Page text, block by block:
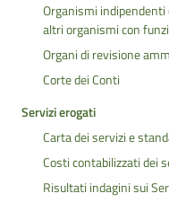
Organismi indipendenti
altri organismi con
Organi di revisione
Corte dei Conti
Servizi erogati
Carta dei servizi e
Costi contabilizzati dei
Risultati indagini sui